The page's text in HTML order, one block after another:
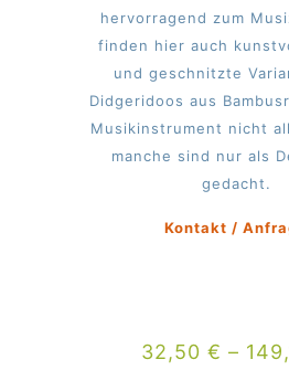
hervorragend zum
finden hier auch
und geschnitzte
Didgeridoos aus
Musikinstrument nicht
manche sind nur als
gedacht.
Kontakt /
32,50€ –